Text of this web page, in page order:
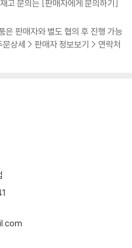
. 아들들은 왕이 되기를 기대했지만
쪽으로 떠나서 나라를 세우기로 마
자 했던 장소는 달라서 두 형제는
알이 있었어요. 알에서는 왕이 될
에는 용의 옆구리에서 태어난 여
의 입을 가지고 있어서 버려지게 된
렸어요. 나라를 세우고 왕이 되려
을 사람들과 아홉 마을 대표는 모
’라는 노래를 불렀어요. 정말 하늘
고 문의는 [판매자에게 문의하기]
은 판매자와 별도 협의 후 진행 가능
상세 > 판매자 정보보기 > 연락처